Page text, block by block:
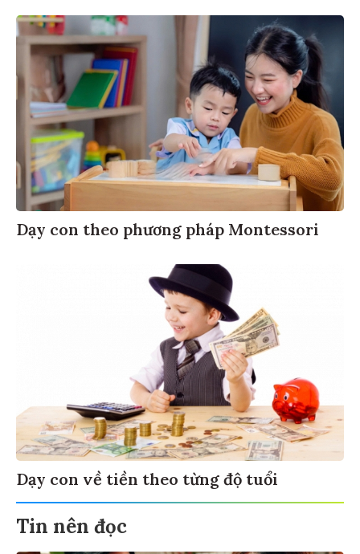
Dạy con theo phương pháp Montessori
Dạy con về tiền theo từng độ tuổi
Tin nên đọc